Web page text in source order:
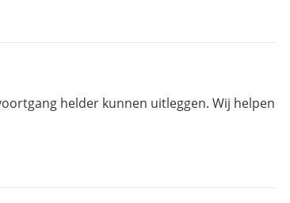
helder kunnen uitleggen. Wij helpen